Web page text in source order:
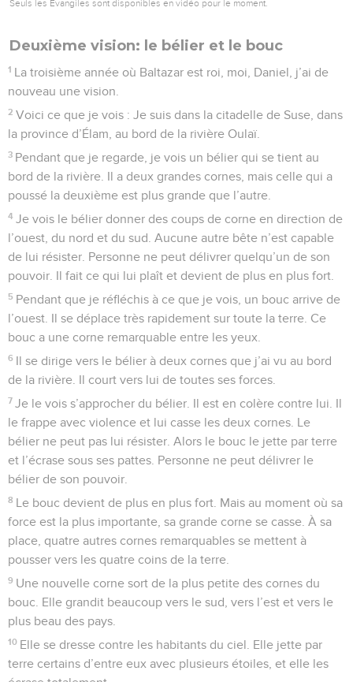
Seuls les Évangiles sont disponibles en vidéo pour le moment.
Deuxième vision: le bélier et le bouc
1 La troisième année où Baltazar est roi, moi, Daniel, j’ai de
nouveau une vision.
2 Voici ce que je vois : Je suis dans la citadelle de Suse, dans
la province d’Élam, au bord de la rivière Oulaï.
3 Pendant que je regarde, je vois un bélier qui se tient au
bord de la rivière. Il a deux grandes cornes, mais celle qui a
poussé la deuxième est plus grande que l’autre.
4 Je vois le bélier donner des coups de corne en direction de
l’ouest, du nord et du sud. Aucune autre bête n’est capable
de lui résister. Personne ne peut délivrer quelqu’un de son
pouvoir. Il fait ce qui lui plaît et devient de plus en plus fort.
5 Pendant que je réfléchis à ce que je vois, un bouc arrive de
l’ouest. Il se déplace très rapidement sur toute la terre. Ce
bouc a une corne remarquable entre les yeux.
6 Il se dirige vers le bélier à deux cornes que j’ai vu au bord
de la rivière. Il court vers lui de toutes ses forces.
7 Je le vois s’approcher du bélier. Il est en colère contre lui. Il
le frappe avec violence et lui casse les deux cornes. Le
bélier ne peut pas lui résister. Alors le bouc le jette par terre
et l’écrase sous ses pattes. Personne ne peut délivrer le
bélier de son pouvoir.
8 Le bouc devient de plus en plus fort. Mais au moment où sa
force est la plus importante, sa grande corne se casse. À sa
place, quatre autres cornes remarquables se mettent à
pousser vers les quatre coins de la terre.
9 Une nouvelle corne sort de la plus petite des cornes du
bouc. Elle grandit beaucoup vers le sud, vers l’est et vers le
plus beau des pays.
10 Elle se dresse contre les habitants du ciel. Elle jette par
terre certains d’entre eux avec plusieurs étoiles, et elle les